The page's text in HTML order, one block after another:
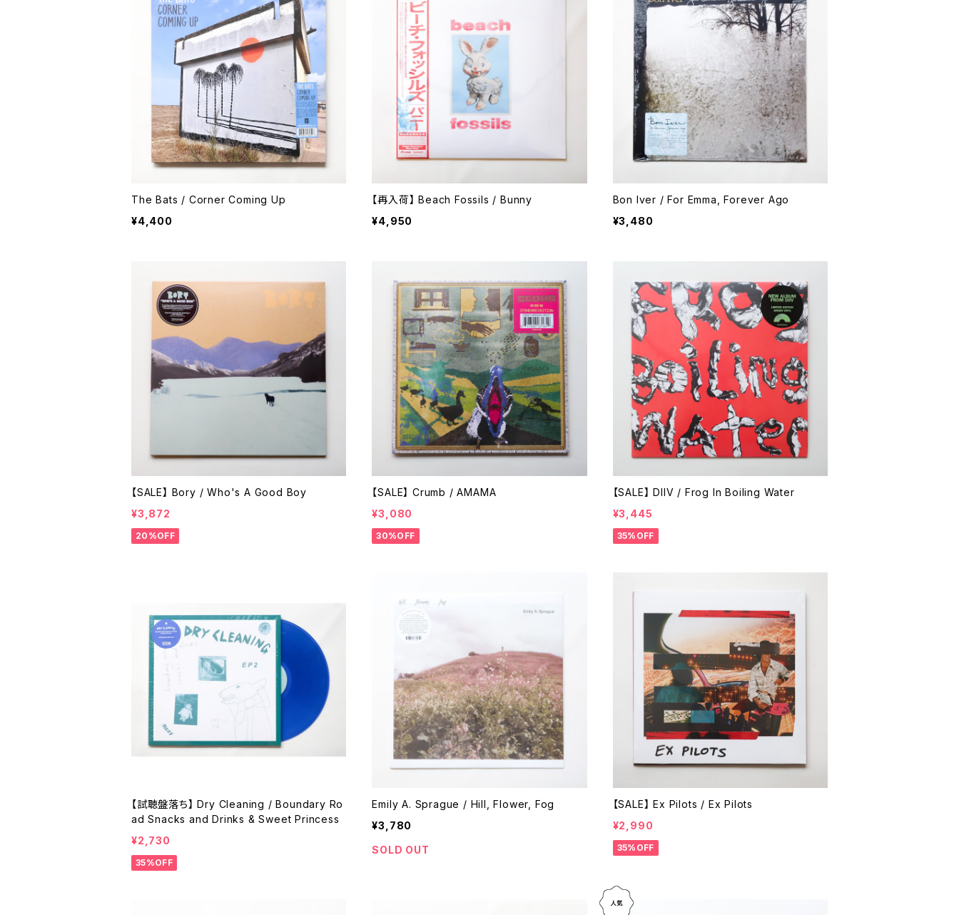
The Bats / Corner Coming Up
¥4,400
【再入荷】 Beach Fossils / Bunny
¥4,950
Bon Iver / For Emma, Forever Ago
¥3,480
【SALE】 Bory / Who's A Good Boy
¥3,872
20%OFF
【SALE】 Crumb / AMAMA
¥3,080
30%OFF
【SALE】 DIIV / Frog In Boiling Water
¥3,445
35%OFF
【試聴盤落ち】 Dry Cleaning / Boundary Ro
ad Snacks and Drinks & Sweet Princess
¥2,730
35%OFF
Emily A. Sprague / Hill, Flower, Fog
¥3,780
SOLD OUT
【SALE】 Ex Pilots / Ex Pilots
¥2,990
35%OFF